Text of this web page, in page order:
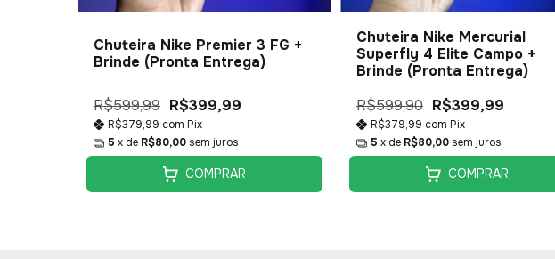
Chuteira Nike Premier 3 FG +
Brinde (Pronta Entrega)
R$599,99 R$399,99
R$379,99 com Pix
5 x de R$80,00 sem juros
COMPRAR
Chuteira Nike Mercurial
Superfly 4 Elite Campo +
Brinde (Pronta Entrega)
R$599,90 R$399,99
R$379,99 com Pix
5 x de R$80,00 sem juros
COMPRAR